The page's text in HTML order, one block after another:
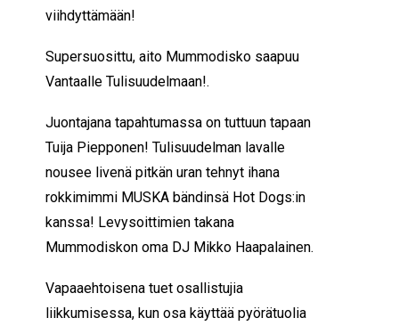
viihdyttämään!
Supersuosittu, aito Mummodisko saapuu
Vantaalle Tulisuudelmaan!.
Juontajana tapahtumassa on tuttuun tapaan
Tuija Piepponen! Tulisuudelman lavalle
nousee livenä pitkän uran tehnyt ihana
rokkimimmi MUSKA bändinsä Hot Dogs:in
kanssa! Levysoittimien takana
Mummodiskon oma DJ Mikko Haapalainen.
Vapaaehtoisena tuet osallistujia
liikkumisessa, kun osa käyttää pyörätuolia